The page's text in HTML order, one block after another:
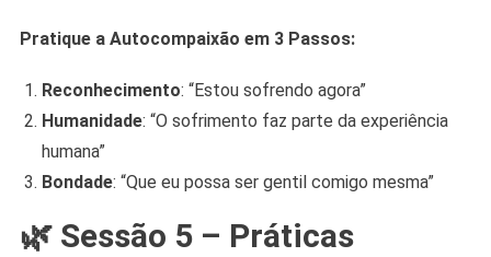
Pratique a Autocompaixão em 3 Passos:
Reconhecimento: “Estou sofrendo agora”
Humanidade: “O sofrimento faz parte da experiência
humana”
Bondade: “Que eu possa ser gentil comigo mesma”
🌿 Sessão 5 – Práticas